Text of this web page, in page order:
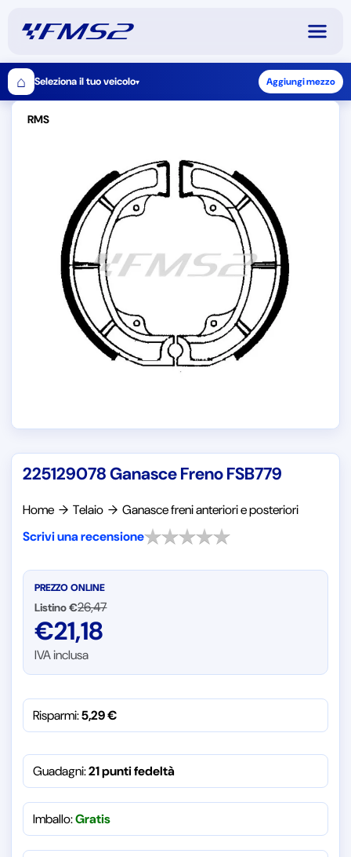
⌂ Seleziona il tuo veicolo▾ Aggiungi mezzo
RMS
225129078 Ganasce Freno FSB779
Home → Telaio → Ganasce freni anteriori e posteriori
Scrivi una recensione
PREZZO ONLINE
Listino €26,47
€21,18
IVA inclusa
Risparmi:5,29€
Guadagni:21 punti fedeltà
Imballo:Gratis